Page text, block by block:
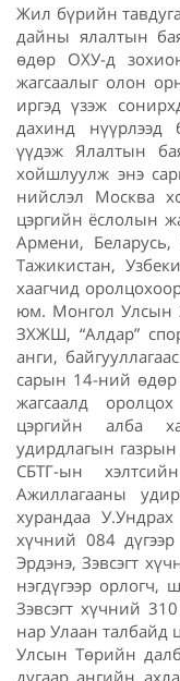
Жил бүрийн
дайны ялалтын
өдөр ОХУ-д
жагсаалыг олон
иргэд үзэж
дахинд нүүрлээд
үүдэж Ялалтын
хойшлуулж энэ
нийслэл Москва
цэргийн ёслолын
Армени, Беларусь,
Тажикистан,
хаагчид
юм. Монгол Улсын
ЗХЖШ, “Алдар”
анги,
сарын 14-ний
жагсаалд
цэргийн алба
удирдлагын
СБТГ-ын
Ажиллагааны
хурандаа
хүчний 084
Эрдэнэ, Зэвсэгт
нэгдүгээр
Зэвсэгт хүчний
нар Улаан талбайд
Улсын Төрийн
дугаар ангийн